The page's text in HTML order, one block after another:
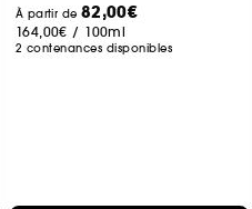
À partir de 82,00€
164,00€ / 100ml
2 contenances disponibles